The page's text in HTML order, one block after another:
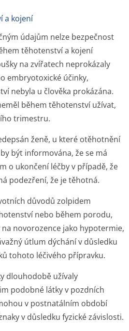
a kojení
údajům nelze bezpečnost
těhotenství a kojení
na zvířatech neprokázaly
embryotoxické účinky,
nebyla u člověka prokázána.
během těhotenství užívat,
trimestru.
ženě, u které otěhotnění
být informována, že se má
o ukončení léčby v případě, že
podezření, že je těhotná.
důvodů zolpidem
nebo během porodu,
na novorozence jako hypotermie,
útlum dýchání v důsledku
tohoto léčivého přípravku.
dlouhodobě užívaly
podobné látky v pozdních
v postnatálním období
v důsledku fyzické závislosti.